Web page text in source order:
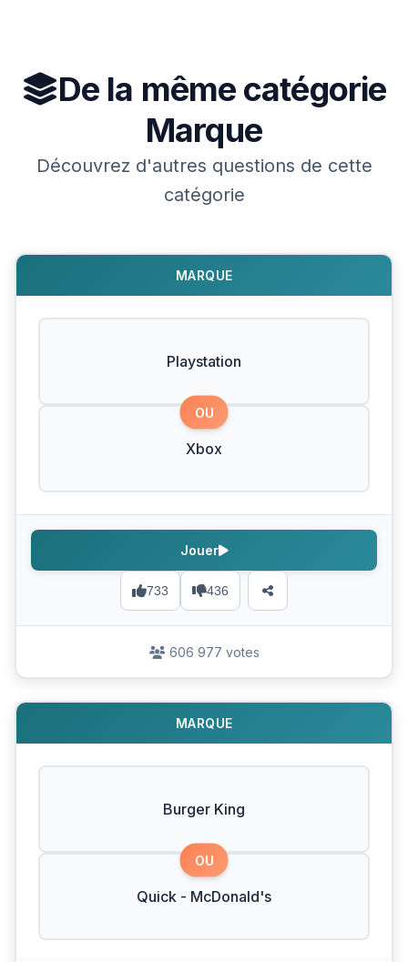
De la même catégorie
Marque
Découvrez d'autres questions de cette
catégorie
MARQUE
Playstation
OU
Xbox
733 436
Jouer
606 977 votes
MARQUE
Burger King
OU
Quick - McDonald's